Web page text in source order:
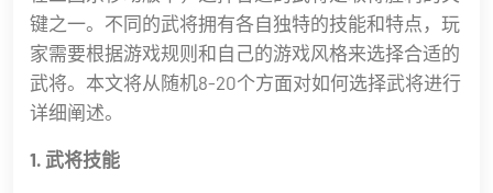
键之一。不同的武将拥有各自独特的技能和特点，玩
家需要根据游戏规则和自己的游戏风格来选择合适的
武将。本文将从随机8-20个方面对如何选择武将进行
详细阐述。
1. 武将技能